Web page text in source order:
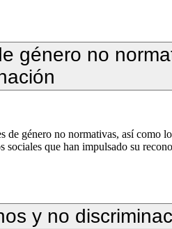
género no
género no normativas, así como
que han impulsado su
y no